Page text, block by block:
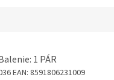
1 PÁR
EAN: 8591806231009